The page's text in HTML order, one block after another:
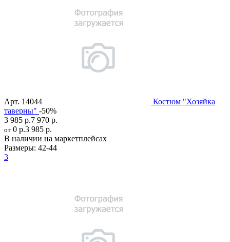
Арт. 14044
Костюм "Хозяйка
таверны" -50%
3 985 р.7 970 р.
от 0 р.3 985 р.
В наличии на маркетплейсах
Размеры: 42-44
3